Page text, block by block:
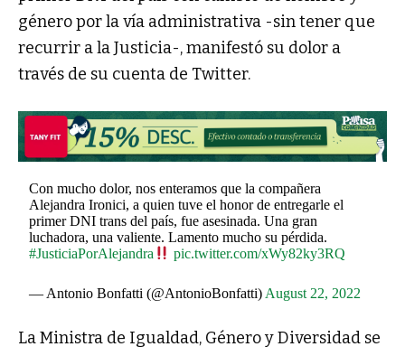
género por la vía administrativa -sin tener que
recurrir a la Justicia-, manifestó su dolor a
través de su cuenta de Twitter.
Con mucho dolor, nos enteramos que la compañera
Alejandra Ironici, a quien tuve el honor de entregarle el
primer DNI trans del país, fue asesinada. Una gran
luchadora, una valiente. Lamento mucho su pérdida.
#JusticiaPorAlejandra
pic.twitter.com/xWy82ky3RQ
— Antonio Bonfatti (@AntonioBonfatti) August 22, 2022
La Ministra de Igualdad, Género y Diversidad se